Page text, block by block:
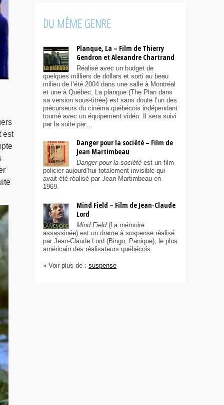
est
DU MÊME GENRE
Planque, La – Film de Thierry
Gendron et Alexandre Chartrand
Réalisé avec un budget de
quelques milliers de dollars et sorti au beau
milieu de l’été 2004 dans une salle à Montréal
et une à Québec, La planque (The Plan dans
sa version sous-titrée) est sans doute l’un des
précurseurs du cinéma québécois indépendant
tourné avec un équipement vidéo. Il sera suivi
par la suite par…
Danger pour la société – Film de
Jean Martimbeau
Danger pour la société est un film
policier aujourd’hui totalement invisible qui
avait été réalisé par Jean Martimbeau en
1969.
Mind Field – Film de Jean-Claude
Lord
Mind Field(La mémoire
assassinée) est un drame à suspense réalisé
par Jean-Claude Lord (Bingo, Panique), le plus
américain des réalisateurs québécois.
» Voir plus de : suspense